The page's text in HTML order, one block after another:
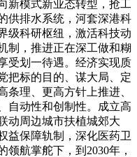
新模式新业态转型，抢工
供排水系统，河套深港科
级科研枢纽，激活科技动
制，推进正在深工做和糊
受划一待遇。经济实现质
把标的目的、谋大局、定
条理、更高方针上推进、
自动性和创制性。成立高
动周边城市扶植城郊大
益保障轨制，深化医药卫
航掌舵下，到2030年，